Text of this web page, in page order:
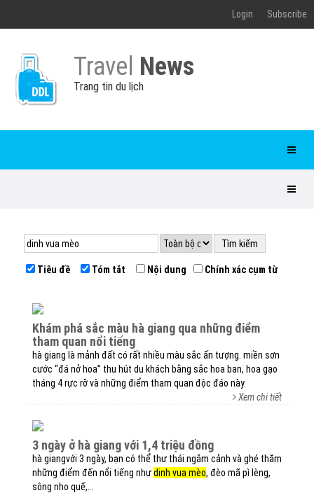
Login Subscribe
Travel News
Trang tin du lịch
Tiêu đề Tóm tắt Nội dung Chính xác cụm từ
khám phá sắc màu hà giang qua những điểm
tham quan nổi tiếng
hà giang là mảnh đất có rất nhiều màu sắc ấn tượng. miền sơn
cước “đá nở hoa” thu hút du khách bằng sắc hoa ban, hoa gạo
tháng 4 rực rỡ và những điểm tham quan độc đáo này.
Xem chi tiết
3 ngày ở hà giang với 1,4 triệu đồng
hà giangvới 3 ngày, bạn có thể thư thái ngắm cảnh và ghé thăm
những điểm đến nổi tiếng nhưdinh vua mèo, đèo mã pì lèng,
sông nho quế,...